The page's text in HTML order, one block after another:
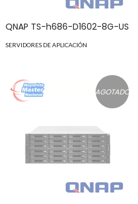
QNAP TS-h686-D1602-8G-US
SERVIDORES DE APLICACIÓN
AGOTADO